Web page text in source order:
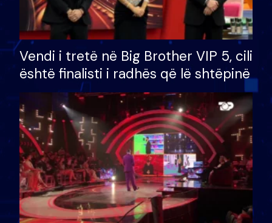
Vendi i tretë në Big Brother VIP 5, cili
është finalisti i radhës që lë shtëpinë